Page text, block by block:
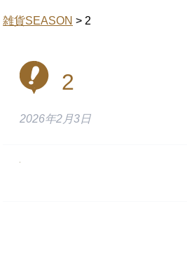
雑貨SEASON > 2
2
2026年2月3日